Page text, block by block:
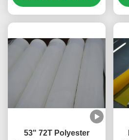
yang Luar Biasa
53" 72T Polyester